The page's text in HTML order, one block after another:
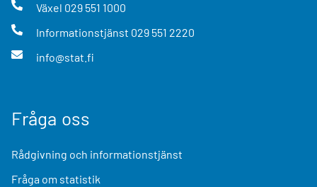
Växel 029 551 1000
Informationstjänst 029 551 2220
info@stat.fi
Fråga oss
Rådgivning och informationstjänst
Fråga om statistik